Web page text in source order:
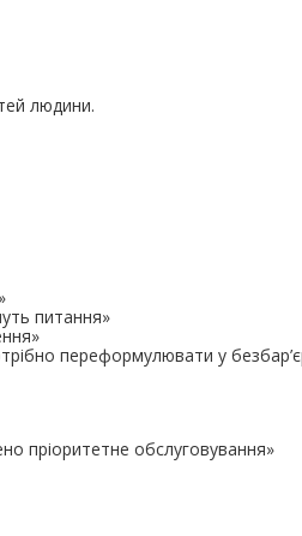
людини.
питання»
переформулювати у
пріоритетне обслуговування»